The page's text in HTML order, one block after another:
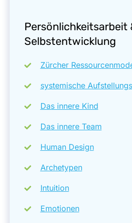
Persönlichkeitsarbeit
Selbstentwicklung
Zürcher
systemische
Das innere Kind
Das innere Team
Human Design
Archetypen
Intuition
Emotionen